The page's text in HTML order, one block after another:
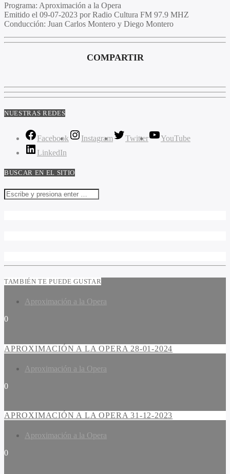
Programa: Aproximación a la Opera
Emitido el 09-07-2023 por Radio Cultura FM 97.9 MHZ
Conducción: Juan Carlos Montero y Diego Montero
COMPARTIR
NUESTRAS REDES
Facebook Instagram Twitter
YouTube
LinkedIn
BUSCAR EN EL SITIO
TAMBIÉN TE PUEDE GUSTAR
Aproximación a la Opera
0
APROXIMACIÓN A LA OPERA 28-01-2024
Aproximación a la Opera
0
APROXIMACIÓN A LA OPERA 31-12-2023
Aproximación a la Opera
0